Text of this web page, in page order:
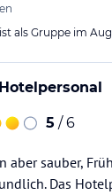
als Gruppe im
5 / 6
aber sauber,
Das